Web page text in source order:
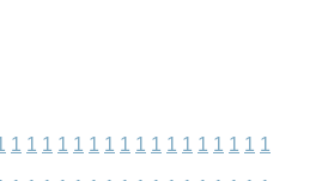
1 1 1 1 1 1 1 1 1 1 1 1 1 1 1 1 1